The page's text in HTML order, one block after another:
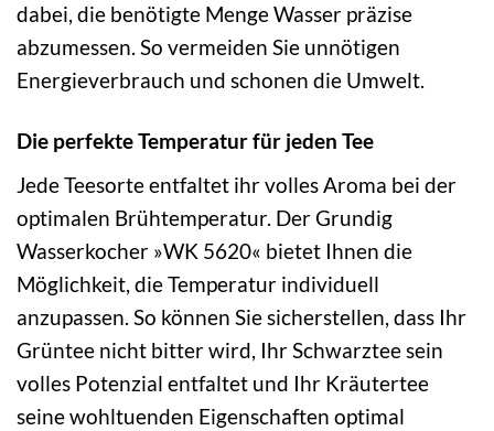
dabei, die benötigte Menge Wasser präzise
abzumessen. So vermeiden Sie unnötigen
Energieverbrauch und schonen die Umwelt.
Die perfekte Temperatur für jeden Tee
Jede Teesorte entfaltet ihr volles Aroma bei der
optimalen Brühtemperatur. Der Grundig
Wasserkocher »WK 5620« bietet Ihnen die
Möglichkeit, die Temperatur individuell
anzupassen. So können Sie sicherstellen, dass Ihr
Grüntee nicht bitter wird, Ihr Schwarztee sein
volles Potenzial entfaltet und Ihr Kräutertee
seine wohltuenden Eigenschaften optimal